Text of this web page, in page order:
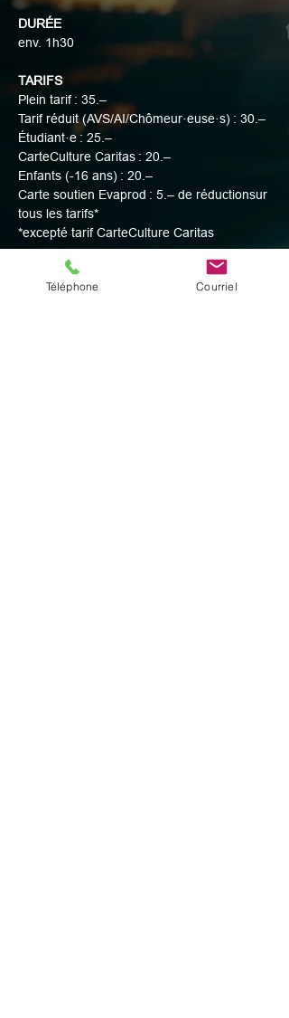
DURÉE
env. 1h30
TARIFS
Plein tarif : 35.–
Tarif réduit (AVS/AI/Chômeur·euse·s) : 30.–
Étudiant·e : 25.–
CarteCulture Caritas : 20.–
Enfants (-16 ans) : 20.–
Carte soutien Evaprod : 5.– de réductionsur
tous les tarifs*
*excepté tarif CarteCulture Caritas
Téléphone Courriel